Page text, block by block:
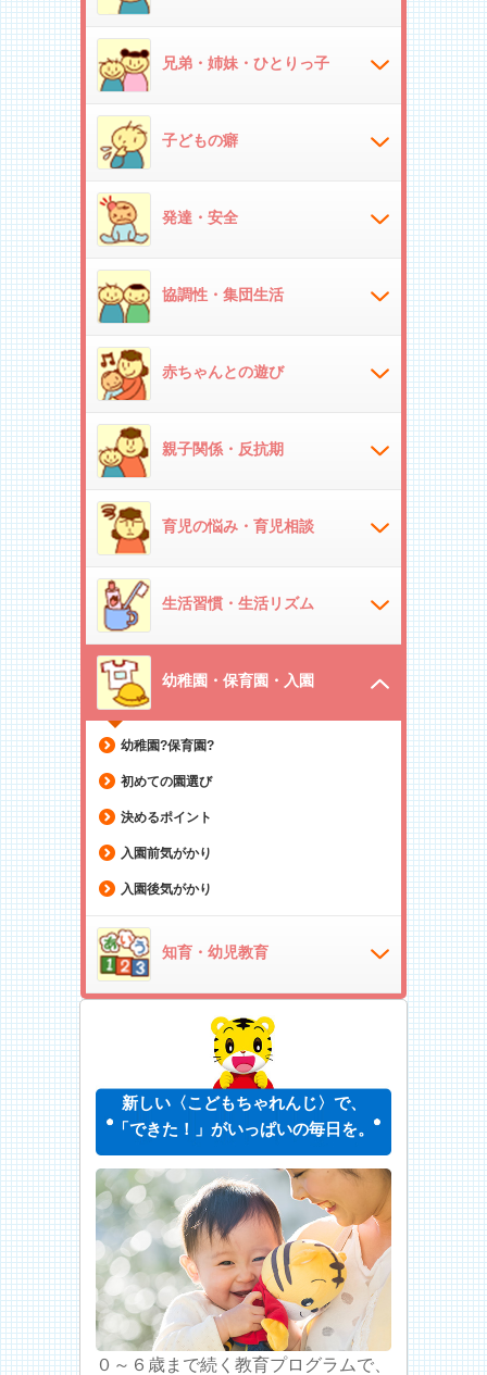
兄弟・姉妹・ひとりっ子
子どもの癖
発達・安全
協調性・集団生活
赤ちゃんとの遊び
親子関係・反抗期
育児の悩み・育児相談
生活習慣・生活リズム
幼稚園・保育園・入園
幼稚園?保育園?
初めての園選び
決めるポイント
入園前気がかり
入園後気がかり
知育・幼児教育
新しい〈こどもちゃれんじ〉で、
「できた！」がいっぱいの毎日を。
０～６歳まで続く教育プログラムで、